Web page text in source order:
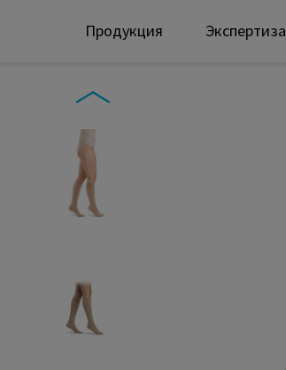
Продукция Экспертиза